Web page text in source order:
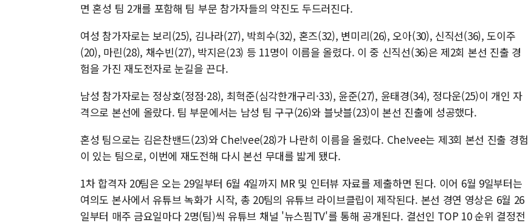
면 혼성 팀 2개를 포함해 팀 부문 참가자들의 약진도 두드러진다.
여성 참가자로는 보리(25), 김나라(27), 박희수(32), 혼즈(32), 변미리(26), 오아(30), 신직선(36), 도이주
(20), 마린(28), 채수빈(27), 박지은(23) 등 11명이 이름을 올렸다. 이 중 신직선(36)은 제2회 본선 진출 경
험을 가진 재도전자로 눈길을 끈다.
남성 참가자로는 정상호(정점·28), 최혁준(심각한개구리·33), 윤준(27), 윤태경(34), 정다운(25)이 개인 자
격으로 본선에 올랐다. 팀 부문에서는 남성 팀 구구(26)와 블낫블(23)이 본선 진출에 성공했다.
혼성 팀으로는 김은찬밴드(23)와 Che!vee(28)가 나란히 이름을 올렸다. Che!vee는 제3회 본선 진출 경험
이 있는 팀으로, 이번에 재도전해 다시 본선 무대를 밟게 됐다.
1차 합격자 20팀은 오는 29일부터 6월 4일까지 MR 및 인터뷰 자료를 제출하면 된다. 이어 6월 9일부터는
여의도 본사에서 유튜브 녹화가 시작, 총 20팀의 유튜브 라이브클립이 제작된다. 본선 경연 영상은 6월 26
일부터 매주 금요일마다 2명(팀)씩 유튜브 채널 '뉴스핌TV'를 통해 공개된다. 결선인 TOP 10 순위 결정전